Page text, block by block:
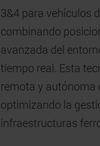
3&4 para vehículos
combinando
avanzada del
tiempo real. Esta
remota y autónoma
optimizando la
infraestructuras